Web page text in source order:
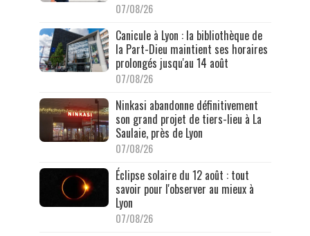
07/08/26
Canicule à Lyon : la bibliothèque de
la Part-Dieu maintient ses horaires
prolongés jusqu'au 14 août
07/08/26
Ninkasi abandonne définitivement
son grand projet de tiers-lieu à La
Saulaie, près de Lyon
07/08/26
Éclipse solaire du 12 août : tout
savoir pour l'observer au mieux à
Lyon
07/08/26